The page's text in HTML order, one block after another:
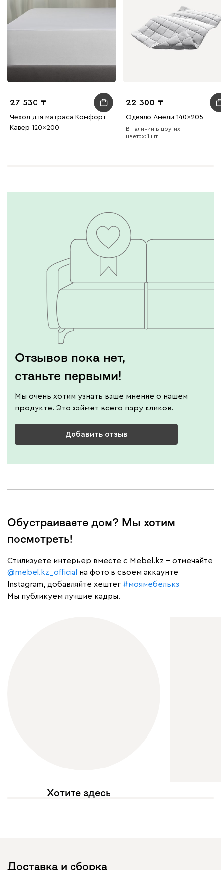
27 530
Чехол для матраса Комфорт
Кавер 120x200
22 300
Одеяло Амели 140x205
В наличии в других
цветах: 1 шт.
Отзывов пока нет,
станьте первыми!
Мы очень хотим узнать ваше мнение о нашем
продукте. Это займет всего пару кликов.
Добавить отзыв
Обустраиваете дом? Мы хотим
посмотреть!
Cтилизуете интерьер вместе с Mebel.kz – отмечайте
@mebel.kz_official
на фото в своем аккаунте
Instagram, добавляйте хештег #моямебелькз
Мы публикуем лучшие кадры.
Хотите здесь
Доставка и сборка